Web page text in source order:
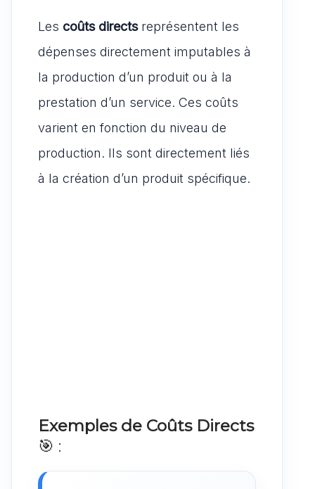
Les coûts directsreprésentent les
dépenses directement imputables à
la production d’un produit ou à la
prestation d’un service. Ces coûts
varient en fonction du niveau de
production. Ils sont directement liés
à la création d’un produit spécifique.
Exemples de Coûts Directs
🎯 :